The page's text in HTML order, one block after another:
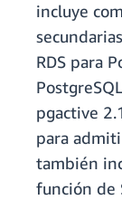
incluye
RDS para
pgactive
para
también
función de